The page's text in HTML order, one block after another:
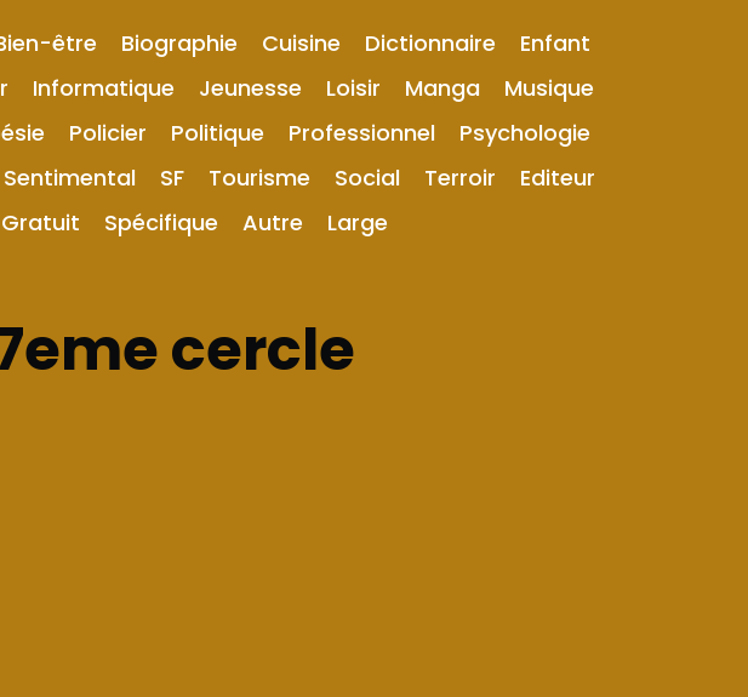
être Biographie Cuisine Dictionnaire
Enfant
Informatique Jeunesse Loisir Manga
Musique
Policier Politique Professionnel
Psychologie
Sentimental SF Tourisme Social Terroir
Editeur
Gratuit Spécifique Autre Large
cercle